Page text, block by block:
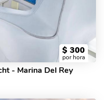
$ 300
por hora
- Marina Del Rey